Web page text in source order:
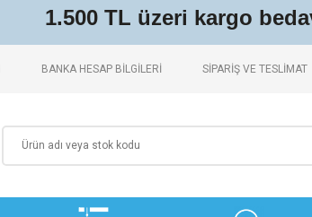
1.500 TL üzeri kargo
BANKA HESAP BİLGİLERİ SİPARİŞ VE TESLİMAT